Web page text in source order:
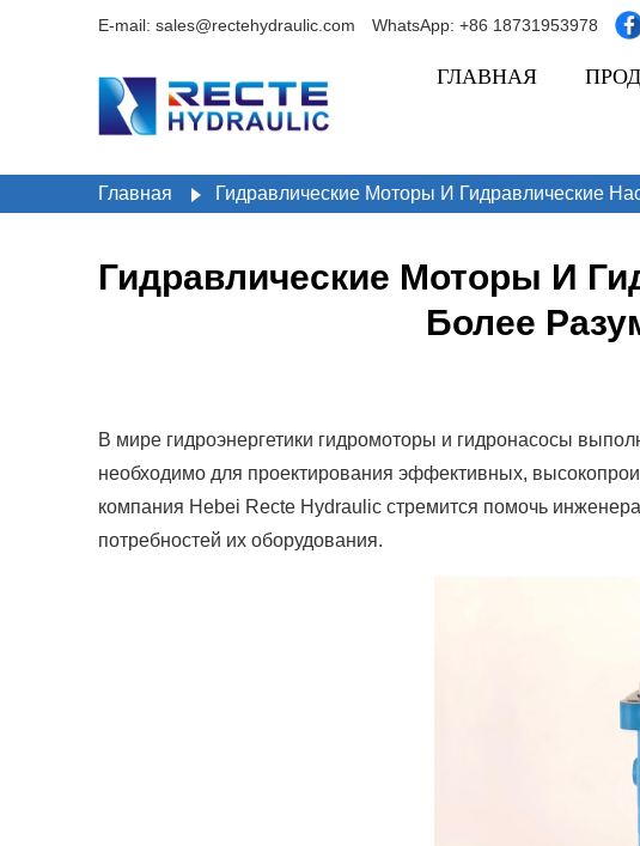
E-mail: sales@rectehydraulic.com WhatsApp: +86 18731953978
ГЛАВНАЯ
Главная Гидравлические Моторы И Гидравлические
Гидравлические Моторы И
Более
В мире гидроэнергетики гидромоторы и гидронасосы
необходимо для проектирования эффективных,
компания Hebei Recte Hydraulic стремится помочь
потребностей их оборудования.